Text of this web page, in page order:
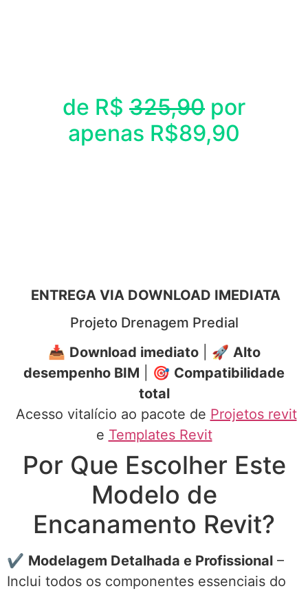
de R$ 325,90 por
apenas R$89,90
ENTREGA VIA DOWNLOAD IMEDIATA
Projeto Drenagem Predial
📥 Download imediato| 🚀 Alto
desempenho BIM | 🎯 Compatibilidade
total
Acesso vitalício ao pacote de Projetos revit
e Templates Revit
Por Que Escolher Este
Modelo de
Encanamento Revit?
✔ Modelagem Detalhada e Profissional –
Inclui todos os componentes essenciais do